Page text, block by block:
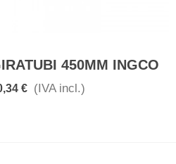
450MM INGCO
€ (IVA incl.)